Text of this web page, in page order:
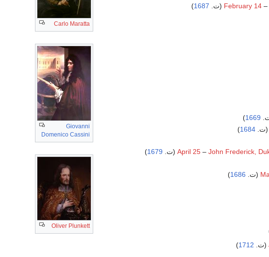
Carlo Maratta
Giovanni
Domenico Cassini
Oliver Plunkett
February 14–
1687
)
1669
)
1684
)
April 25– John Frederick,
1679
)
1686
)
1712
)